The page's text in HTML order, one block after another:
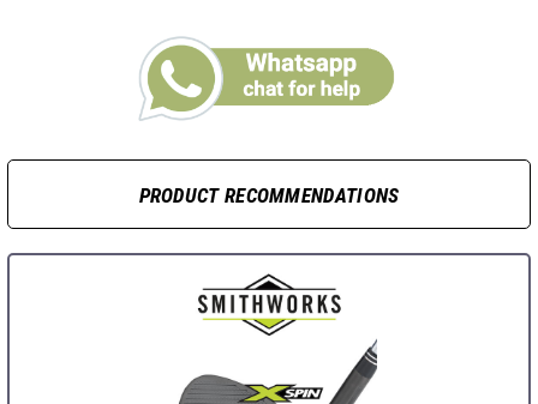
PRODUCT RECOMMENDATIONS